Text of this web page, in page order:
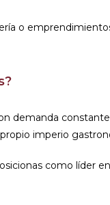
o
demanda
imperio
como líder